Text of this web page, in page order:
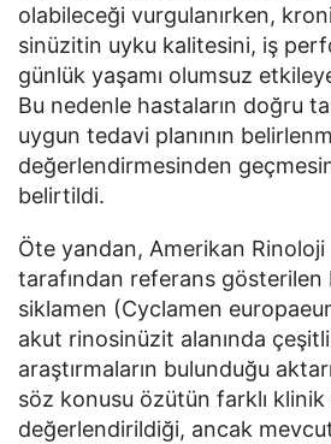
olabileceği vurgulanırken,
sinüzitin uyku kalitesini, iş
günlük yaşamı olumsuz
Bu nedenle hastaların doğru
uygun tedavi planının
değerlendirmesinden
belirtildi.
Öte yandan, Amerikan Rinoloji
tarafından referans
siklamen (Cyclamen
akut rinosinüzit alanında
araştırmaların bulunduğu
söz konusu özütün farklı klinik
değerlendirildiği, ancak